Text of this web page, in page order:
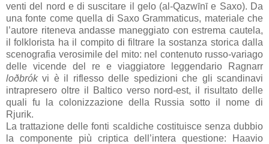
venti del nord e di suscitare il gelo (al-Qazwīnī e Saxo). Da
una fonte come quella di Saxo Grammaticus, materiale che
l’autore riteneva andasse maneggiato con estrema cautela,
il folklorista ha il compito di filtrare la sostanza storica dalla
scenografia verosimile del mito: nel contenuto russo-variago
delle vicende del re e viaggiatore leggendario Ragnarr
loðbrókvi è il riflesso delle spedizioni che gli scandinavi
intrapresero oltre il Baltico verso nord-est, il risultato delle
quali fu la colonizzazione della Russia sotto il nome di
Rjurik.
La trattazione delle fonti scaldiche costituisce senza dubbio
la componente più criptica dell’intera questione: Haavio